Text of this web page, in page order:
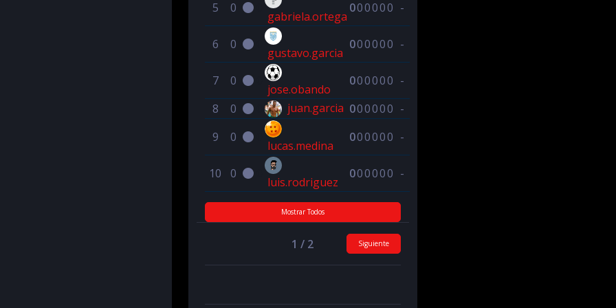
5 0
gabriela.ortega
000000 -
6 0
gustavo.garcia
000000 -
7 0
jose.obando
000000 -
8
0 juan.garcia 000000 -
9
0
lucas.medina
000000 -
10 0
luis.rodriguez
000000 -
Mostrar Todos
1 / 2 Siguiente